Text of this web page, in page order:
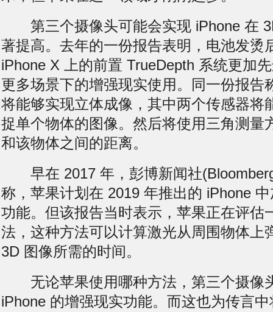
第三个摄像头可能会实现 iPhone 在
著提高。去年的一份报告表明， 电池发烫
iPhone X 上的前置 TrueDepth 系统更加
更多场景下的增强现实使用。同一份报告
将能够实现立体成像，其中两个传感器将
捉单个物体的图像。然后将使用三角测量
和该物体之间的距离。
早在 2017 年，彭博新闻社
称，苹果计划在 2019 年推出的 iPhone
功能。但该报告当时表示，苹果正在评估
法，这种方法可以计算激光从周围物体上
3D 图像所需的时间。
无论苹果使用哪种方法，第三个摄像
iPhone 的增强现实功能。而这也为传言